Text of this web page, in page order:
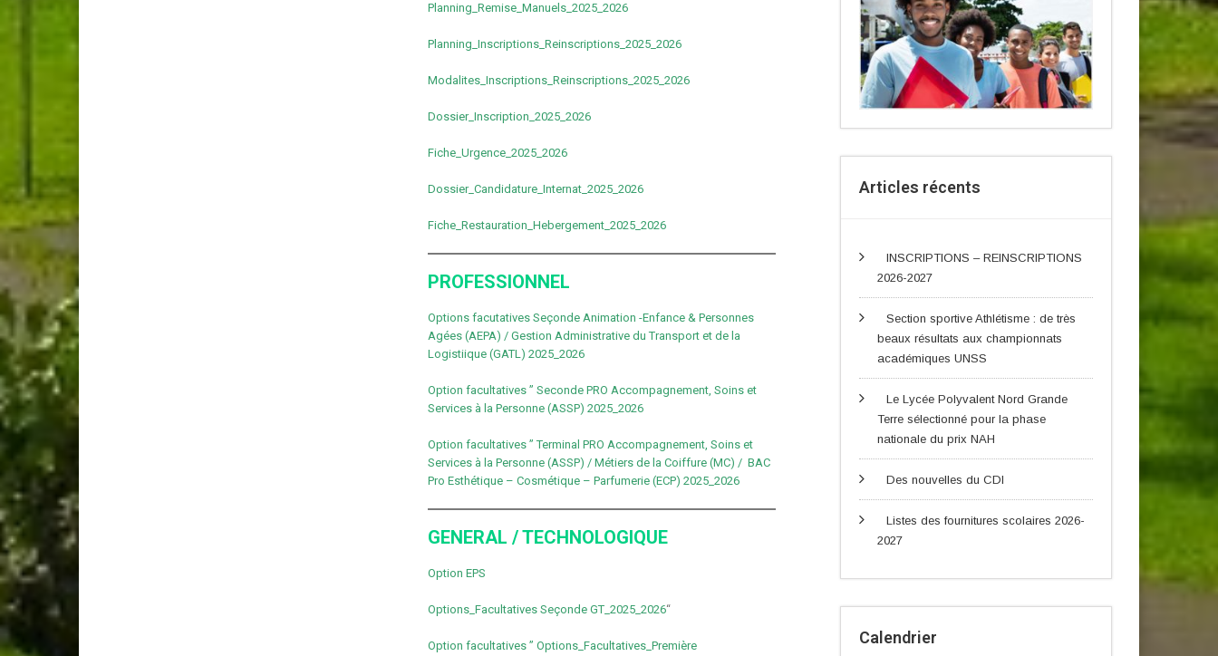
Planning_Remise_Manuels_2025_2026
Planning_Inscriptions_Reinscriptions_2025_2026
Modalites_Inscriptions_Reinscriptions_2025_2026
Dossier_Inscription_2025_2026
Fiche_Urgence_2025_2026
Dossier_Candidature_Internat_2025_2026
Fiche_Restauration_Hebergement_2025_2026
PROFESSIONNEL
Options facutatives Seçonde Animation -Enfance & Personnes
Agées (AEPA) / Gestion Administrative du Transport et de la
Logistiique (GATL) 2025_2026
Option facultatives ” Seconde PRO Accompagnement, Soins et
Services à la Personne (ASSP) 2025_2026
Option facultatives ” Terminal PRO Accompagnement, Soins et
Services à la Personne (ASSP) / Métiers de la Coiffure (MC) / BAC
Pro Esthétique – Cosmétique – Parfumerie (ECP) 2025_2026
GENERAL / TECHNOLOGIQUE
Option EPS
Options_Facultatives Seçonde GT_2025_2026“
Option facultatives ” Options_Facultatives_Première
Articles récents
INSCRIPTIONS – REINSCRIPTIONS
2026-2027
Section sportive Athlétisme : de très
beaux résultats aux championnats
académiques UNSS
Le Lycée Polyvalent Nord Grande
Terre sélectionné pour la phase
nationale du prix NAH
Des nouvelles du CDI
Listes des fournitures scolaires 2026-
2027
Calendrier